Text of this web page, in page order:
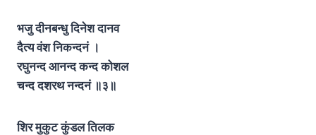
भजु दीनबन्धु दिनेश दानव
दैत्य वंश निकन्दनं ।
रघुनन्द आनन्द कन्द कोशल
चन्द दशरथ नन्दनं॥३॥
शिर मुकुट कुंडल तिलक